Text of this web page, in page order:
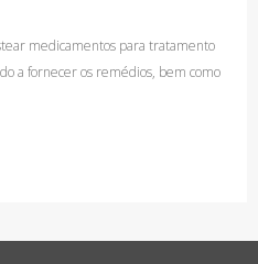
medicamentos para tratamento
a fornecer os remédios, bem como